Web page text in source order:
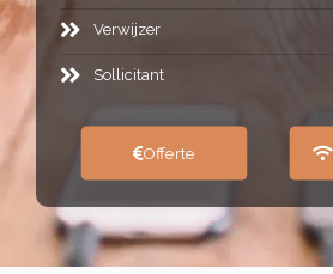
Verwijzer
Sollicitant
Offerte